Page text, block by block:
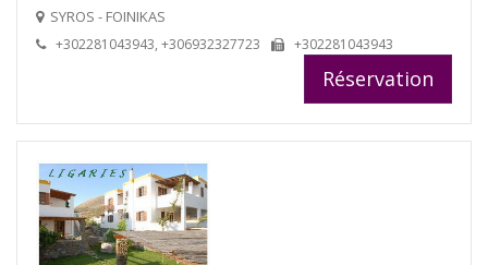
SYROS - FOINIKAS
+302281043943, +306932327723 +302281043943
Réservation